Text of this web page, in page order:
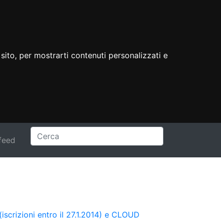
per mostrarti contenuti personalizzati e
entro il 27.1.2014) e CLOUD